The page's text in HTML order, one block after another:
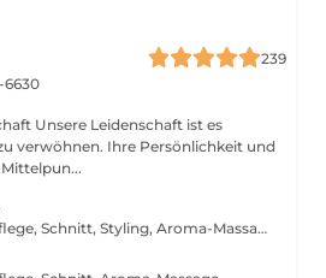
239
6630
ist es
verwöhnen. Ihre Persönlichkeit und
5 Zonen Haarwäsche, Pflege, Schnitt, Styling, Aroma-Massage